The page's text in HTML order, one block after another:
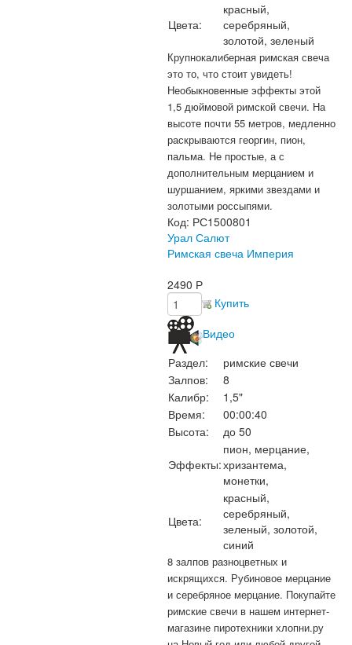
Цвета:
красный,
серебряный,
золотой, зеленый
Крупнокалиберная римская свеча
это то, что стоит увидеть!
Необыкновенные эффекты этой
1,5 дюймовой римской свечи. На
высоте почти 55 метров, медленно
раскрываются георгин, пион,
пальма. Не простые, а с
дополнительным мерцанием и
шуршанием, яркими звездами и
золотыми россыпями.
Код: РС1500801
Урал Салют
Римская свеча Империя
2490 Р
Купить
Видео
Раздел:
римские свечи
Залпов:
8
Калибр:
1,5"
Время:
00:00:40
Высота:
до 50
Эффекты:
пион, мерцание,
хризантема,
монетки,
Цвета:
красный,
серебряный,
зеленый, золотой,
синий
8 залпов разноцветных и
искрящихся. Рубиновое мерцание
и серебряное мерцание. Покупайте
римские свечи в нашем интернет-
магазине пиротехники хлопни.ру